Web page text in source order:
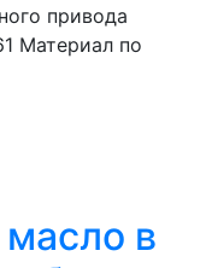
привода
Материал по
в